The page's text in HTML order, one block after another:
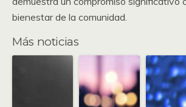
bienestar de la comunidad.
Más noticias